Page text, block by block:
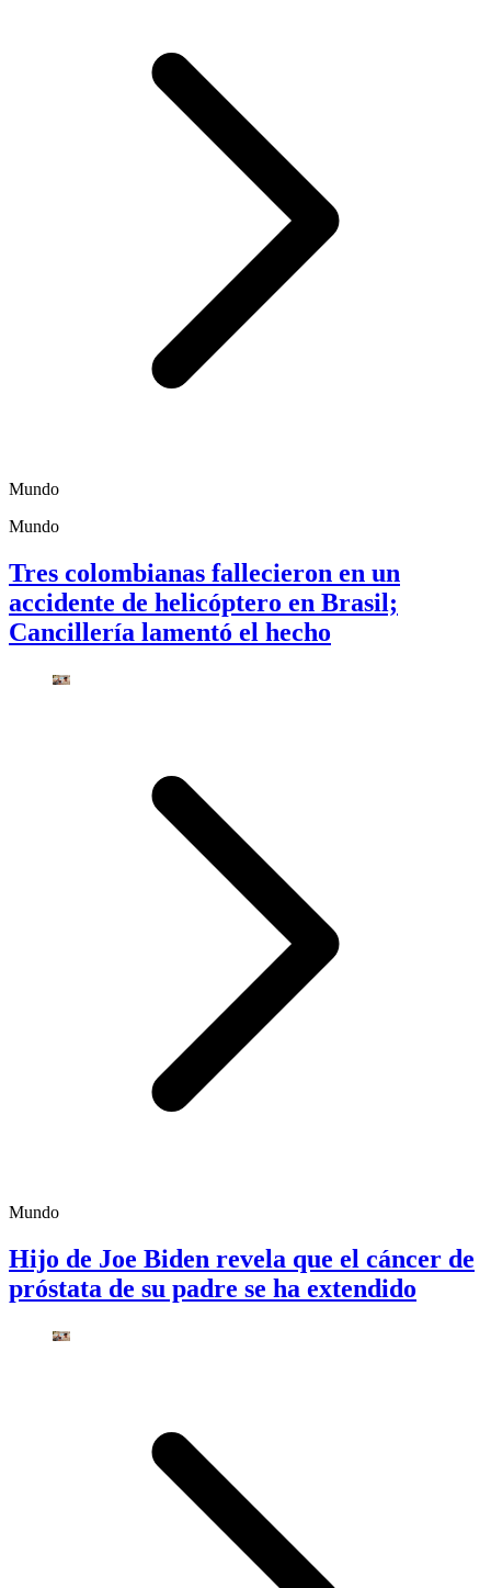
Mundo
Mundo
Tres colombianas fallecieron en un
accidente de helicóptero en Brasil;
Cancillería lamentó el hecho
Mundo
Hijo de Joe Biden revela que el cáncer de
próstata de su padre se ha extendido